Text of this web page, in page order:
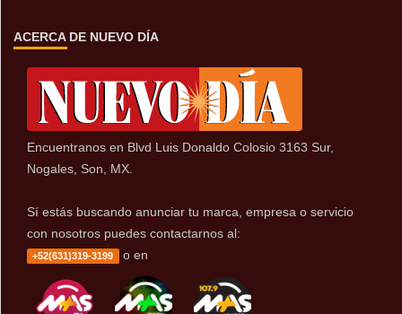
ACERCA DE NUEVO DÍA
Encuentranos en Blvd Luis Donaldo Colosio 3163 Sur,
Nogales, Son, MX.
Sí estás buscando anunciar tu marca, empresa o servicio
con nosotros puedes contactarnos al:
+52(631)319-3199 o en